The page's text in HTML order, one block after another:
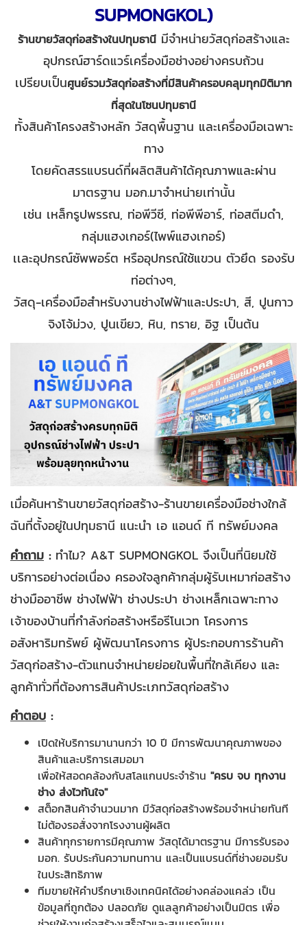
SUPMONGKOL)
ร้านขายวัสดุก่อสร้างในปทุมธานีมีจำหน่ายวัสดุก่อสร้างและ
อุปกรณ์ฮาร์ดแวร์เครื่องมือช่างอย่างครบถ้วน
เปรียบเป็นศูนย์รวมวัสดุก่อสร้างที่มีสินค้าครอบคลุมทุกมิติมาก
ที่สุดในโซนปทุมธานี
ทั้งสินค้าโครงสร้างหลัก วัสดุพื้นฐาน และเครื่องมือเฉพาะ
ทาง
โดยคัดสรรแบรนด์ที่ผลิตสินค้าได้คุณภาพและผ่าน
มาตรฐาน มอก.มาจำหน่ายเท่านั้น
เช่น เหล็กรูปพรรณ, ท่อพีวีซี, ท่อพีพีอาร์, ท่อสตีมดำ,
กลุ่มแฮงเกอร์(ไพพ์แฮงเกอร์)
เเละอุปกรณ์ซัพพอร์ต หรืออุปกรณ์ใช้แขวน ตัวยึด รองรับ
ท่อต่างๆ,
วัสดุ-เครื่องมือสำหรับงานช่างไฟฟ้าและประปา, สี, ปูนกาว
จิงโจ้ม่วง, ปูนเขียว, หิน, ทราย, อิฐ เป็นต้น
เมื่อค้นหาร้านขายวัสดุก่อสร้าง-ร้านขายเครื่องมือช่างใกล้
ฉันที่ตั้งอยู่ในปทุมธานี แนะนำ เอ แอนด์ ที ทรัพย์มงคล
คำถาม : ทำไม? A&T SUPMONGKOL จึงเป็นที่นิยมใช้
บริการอย่างต่อเนื่อง ครองใจลูกค้ากลุ่มผู้รับเหมาก่อสร้าง
ช่างมืออาชีพ ช่างไฟฟ้า ช่างประปา ช่างเหล็กเฉพาะทาง
เจ้าของบ้านที่กำลังก่อสร้างหรือรีโนเวท โครงการ
อสังหาริมทรัพย์ ผู้พัฒนาโครงการ ผู้ประกอบการร้านค้า
วัสดุก่อสร้าง-ตัวแทนจำหน่ายย่อยในพื้นที่ใกล้เคียง และ
ลูกค้าทั่วที่ต้องการสินค้าประเภทวัสดุก่อสร้าง
คำตอบ :
เปิดให้บริการมานานกว่า 10 ปี มีการพัฒนาคุณภาพของ
สินค้าและบริการเสมอมา
เพื่อให้สอดคล้องกับสโลแกนประจำร้าน "ครบ จบ ทุกงาน
ช่าง ส่งไวทันใจ"
สต็อกสินค้าจำนวนมาก มีวัสดุก่อสร้างพร้อมจำหน่ายทันที
ไม่ต้องรอสั่งจากโรงงานผู้ผลิต
สินค้าทุกรายการมีคุณภาพ วัสดุได้มาตรฐาน มีการรับรอง
มอก. รับประกันความทนทาน และเป็นแบรนด์ที่ช่างยอมรับ
ในประสิทธิภาพ
ทีมขายให้คำปรึกษาเชิงเทคนิคได้อย่างคล่องแคล่ว เป็น
ข้อมูลที่ถูกต้อง ปลอดภัย ดูแลลูกค้าอย่างเป็นมิตร เพื่อ